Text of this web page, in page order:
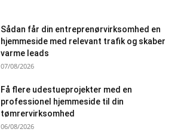
Sådan får din entreprenørvirksomhed en
hjemmeside med relevant trafik og skaber
varme leads
07/08/2026
Få flere udestueprojekter med en
professionel hjemmeside til din
tømrervirksomhed
06/08/2026